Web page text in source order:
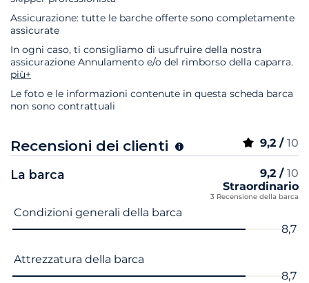
Assicurazione: tutte le barche offerte sono completamente
assicurate
In ogni caso, ti consigliamo di usufruire della nostra
assicurazione Annulamento e/o del rimborso della caparra.
più+
Le foto e le informazioni contenute in questa scheda barca
non sono contrattuali
Recensioni dei clienti 9,2 / 10
La barca 9,2 / 10
Straordinario
3 Recensione della barca
Nome del criterio Voto
Condizioni generali della barca
8,7
Attrezzatura della barca
8,7